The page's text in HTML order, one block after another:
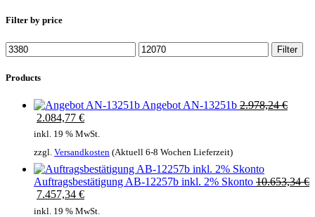
Filter by price
Min.
Preis
Max.
Preis
Filter
Products
Angebot AN-13251b Ursprünglicher
2.978,24€
Aktueller
Preis
2.978,24 €.
2.084,77 €
inkl. 19 % MwSt.
zzgl. Versandkosten (Aktuell 6-8 Wochen Lieferzeit)
Auftragsbestätigung AB-12257b inkl. 2% Skonto 10.653,34€
Aktueller
Preis
7.457,34 €
inkl. 19 % MwSt.